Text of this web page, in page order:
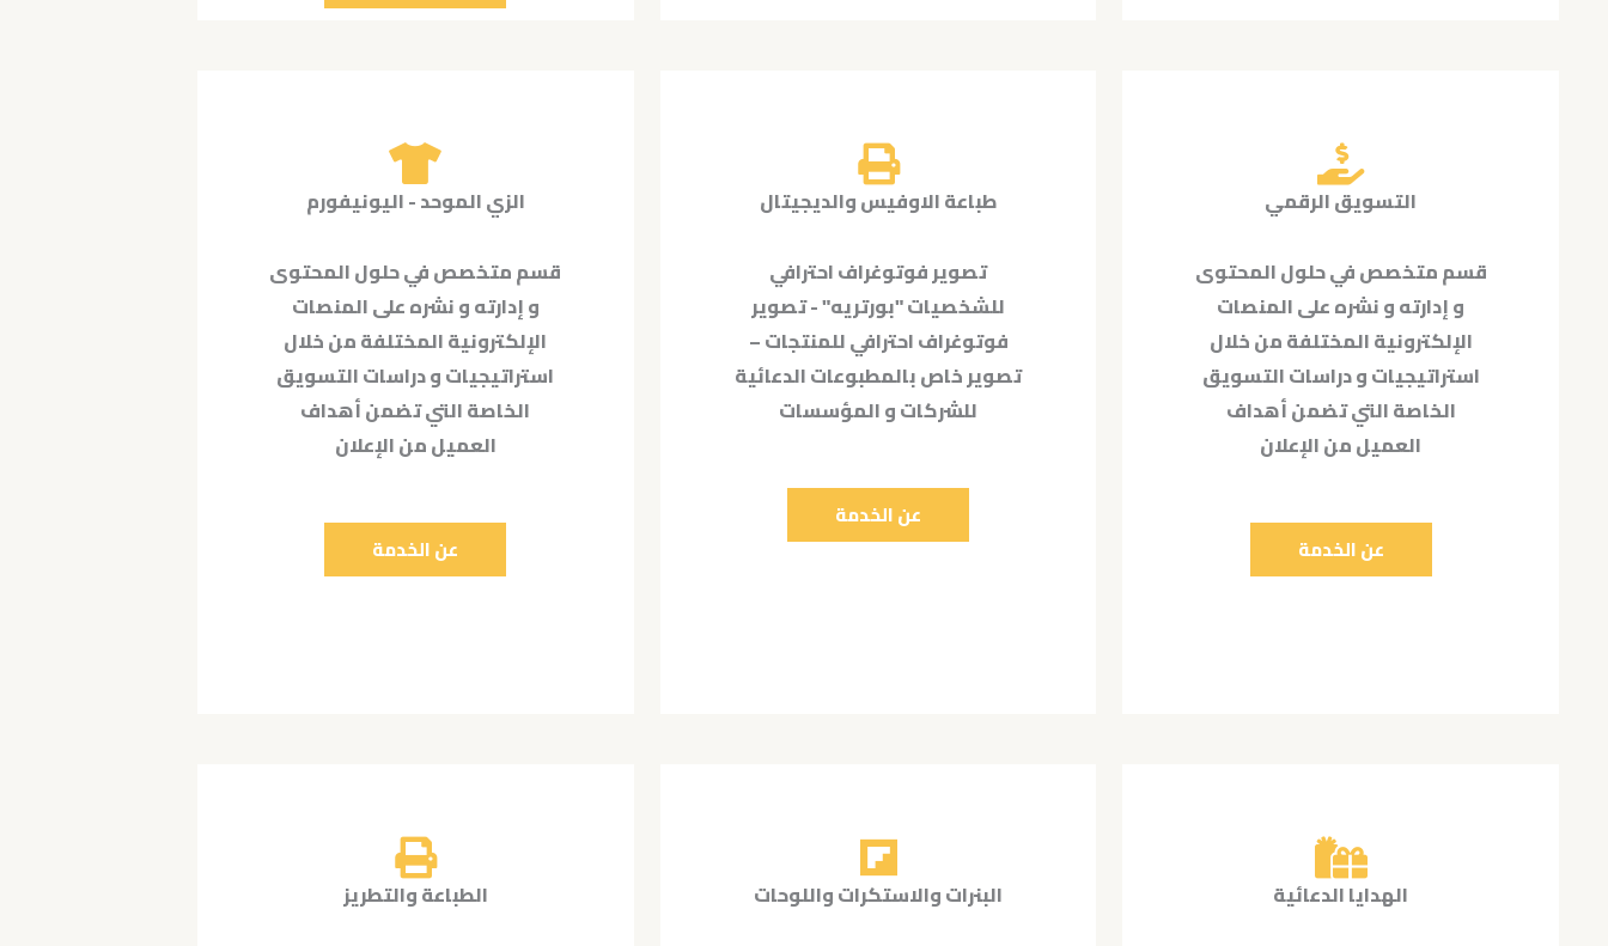
التسويق الرقمي
قسم متخصص في حلول المحتوى
و إدارته و نشره على المنصات
الإلكترونية المختلفة من خلال
استراتيجيات و دراسات التسويق
الخاصة التي تضمن أهداف
العميل من الإعلان
عن الخدمة
طباعة الاوفيس والديجيتال
تصوير فوتوغراف احترافي
للشخصيات "بورتريه" - تصوير
فوتوغراف احترافي للمنتجات –
تصوير خاص بالمطبوعات الدعائية
للشركات و المؤسسات
عن الخدمة
الزي الموحد - اليونيفورم
قسم متخصص في حلول المحتوى
و إدارته و نشره على المنصات
الإلكترونية المختلفة من خلال
استراتيجيات و دراسات التسويق
الخاصة التي تضمن أهداف
العميل من الإعلان
عن الخدمة
الهدايا الدعائية
البنرات والاستكرات واللوحات
الطباعة والتطريز